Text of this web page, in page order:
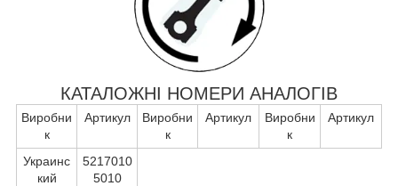
КАТАЛОЖНІ НОМЕРИ АНАЛОГІВ
Виробни
к
Артикул
Виробни
к
Артикул
Виробни
к
Артикул
Украинс
кий
5217010
5010